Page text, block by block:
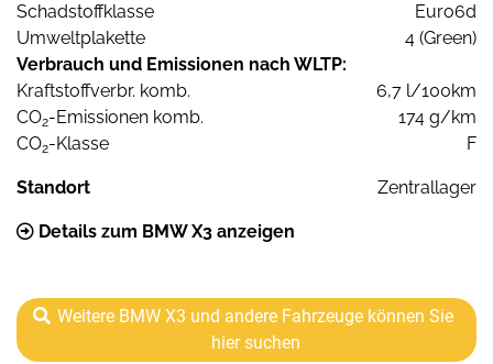
Schadstoffklasse
Euro6d
Umweltplakette
4 (Green)
Verbrauch und Emissionen nach WLTP:
Kraftstoffverbr. komb.
6,7 l/100km
CO2-Emissionen komb.
174 g/km
CO2-Klasse F
Standort Zentrallager
Details zum BMW X3 anzeigen
Weitere BMW X3 und andere Fahrzeuge können Sie
hier suchen